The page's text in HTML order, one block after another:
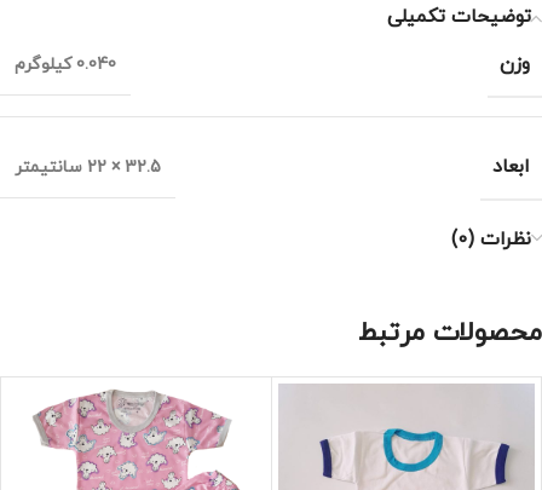
توضیحات تکمیلی
وزن
0.040 کیلوگرم
ابعاد 32.5 × 22 سانتیمتر
نظرات (0)
محصولات مرتبط